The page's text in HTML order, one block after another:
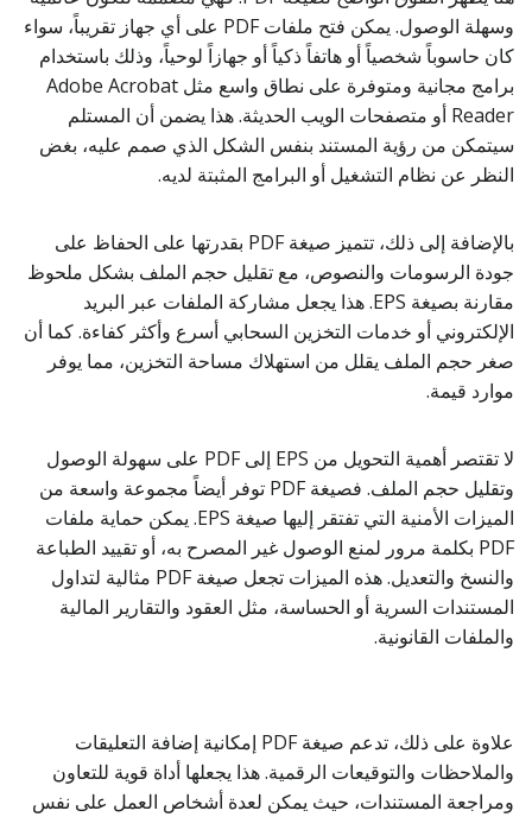
وسهلة الوصول. يمكن فتح ملفات PDF على أي جهاز تقريباً، سواء
كان حاسوباً شخصياً أو هاتفاً ذكياً أو جهازاً لوحياً، وذلك باستخدام
برامج مجانية ومتوفرة على نطاق واسع مثل Adobe Acrobat
Reader أو متصفحات الويب الحديثة. هذا يضمن أن المستلم
سيتمكن من رؤية المستند بنفس الشكل الذي صمم عليه، بغض
النظر عن نظام التشغيل أو البرامج المثبتة لديه.
بالإضافة إلى ذلك، تتميز صيغة PDF بقدرتها على الحفاظ على
جودة الرسومات والنصوص، مع تقليل حجم الملف بشكل ملحوظ
مقارنة بصيغة EPS. هذا يجعل مشاركة الملفات عبر البريد
الإلكتروني أو خدمات التخزين السحابي أسرع وأكثر كفاءة. كما أن
صغر حجم الملف يقلل من استهلاك مساحة التخزين، مما يوفر
موارد قيمة.
لا تقتصر أهمية التحويل من EPS إلى PDF على سهولة الوصول
وتقليل حجم الملف. فصيغة PDF توفر أيضاً مجموعة واسعة من
الميزات الأمنية التي تفتقر إليها صيغة EPS. يمكن حماية ملفات
PDF بكلمة مرور لمنع الوصول غير المصرح به، أو تقييد الطباعة
والنسخ والتعديل. هذه الميزات تجعل صيغة PDF مثالية لتداول
المستندات السرية أو الحساسة، مثل العقود والتقارير المالية
والملفات القانونية.
علاوة على ذلك، تدعم صيغة PDF إمكانية إضافة التعليقات
والملاحظات والتوقيعات الرقمية. هذا يجعلها أداة قوية للتعاون
ومراجعة المستندات، حيث يمكن لعدة أشخاص العمل على نفس